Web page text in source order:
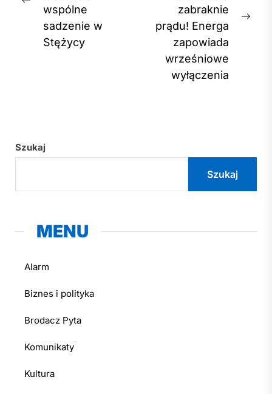
Previous
post:
wspólne
sadzenie w
Stężycy
zabraknie
prądu! Energa
zapowiada
wrześniowe
wyłączenia
Szukaj
Szukaj
MENU
Alarm
Biznes i polityka
Brodacz Pyta
Komunikaty
Kultura